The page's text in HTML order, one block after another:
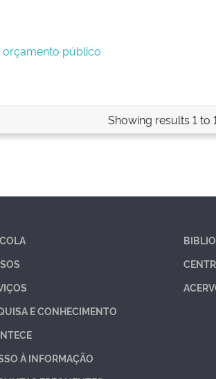
público
Showing results 1 to
E CONHECIMENTO
À INFORMAÇÃO